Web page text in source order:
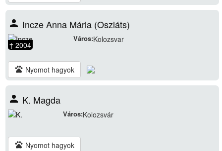
person Incze Anna Mária (Oszláts)
† 2004
Város:Kolozsvar
pets Nyomot hagyok
person K. Magda
Város:Kolozsvár
pets Nyomot hagyok